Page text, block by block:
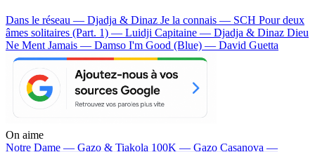
Dans le réseau — Djadja & Dinaz Je la connais — SCH Pour deux
âmes solitaires (Part. 1) — Luidji Capitaine — Djadja & Dinaz Dieu
Ne Ment Jamais — Damso I'm Good (Blue) — David Guetta
On aime
Notre Dame — Gazo & Tiakola 100K — Gazo Casanova —